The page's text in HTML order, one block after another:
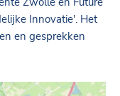
Innovatie'. Het
en gesprekken